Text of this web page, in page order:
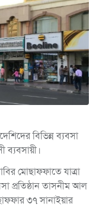
বিভিন্ন ব্যবসা
ব্যবসায়ী।
মোছাফফাতে যাত্রা
প্রতিষ্ঠান তাসনীম আল
৩৭ সানাইয়ার